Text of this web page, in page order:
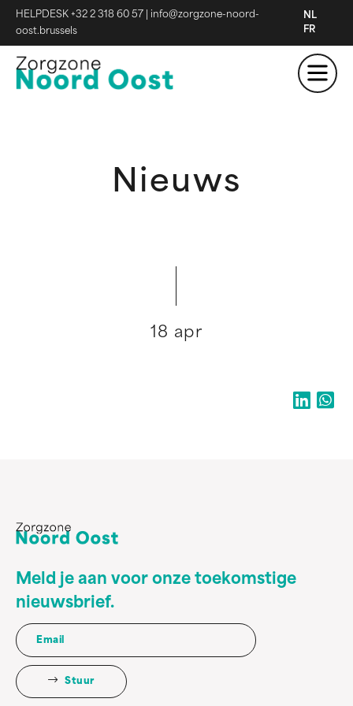
HELPDESK +32 2 318 60 57
info@zorgzone-noord-
oost.brussels
NL
FR
Nieuws
18 apr
Meld je aan voor onze toekomstige
nieuwsbrief.
Stuur